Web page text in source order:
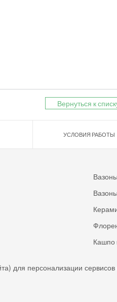
Вернуться к
УСЛОВИЯ РАБОТЫ
Кашпо
для персонализации